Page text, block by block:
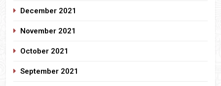
December 2021
November 2021
October 2021
September 2021